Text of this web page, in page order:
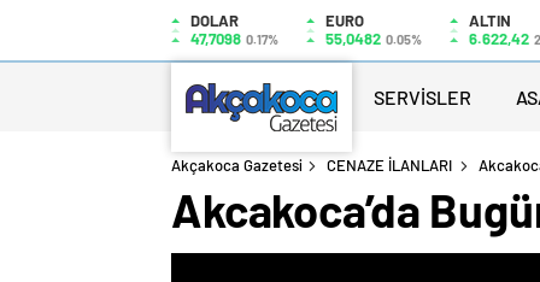
DOLAR
47,7098 0.17%
EURO
55,0482 0.05%
ALTIN
6.622,42
SERVİSLER
Akçakoca Gazetesi CENAZE İLANLARI
Akcakoca’da